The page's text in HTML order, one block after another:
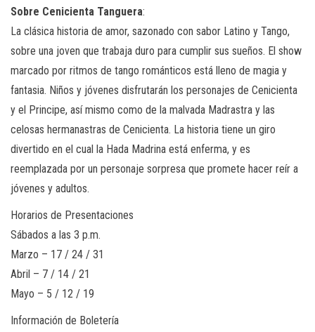
Sobre Cenicienta Tanguera:
La clásica historia de amor, sazonado con sabor Latino y Tango,
sobre una joven que trabaja duro para cumplir sus sueños. El show
marcado por ritmos de tango románticos está lleno de magia y
fantasia. Niños y jóvenes disfrutarán los personajes de Cenicienta
y el Principe, así mismo como de la malvada Madrastra y las
celosas hermanastras de Cenicienta. La historia tiene un giro
divertido en el cual la Hada Madrina está enferma, y es
reemplazada por un personaje sorpresa que promete hacer reír a
jóvenes y adultos.
Horarios de Presentaciones
Sábados a las 3 p.m.
Marzo – 17 / 24 / 31
Abril – 7 / 14 / 21
Mayo – 5 / 12 / 19
Información de Boletería